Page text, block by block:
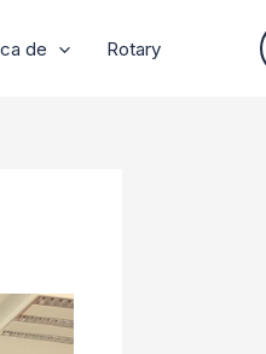
de Rotary